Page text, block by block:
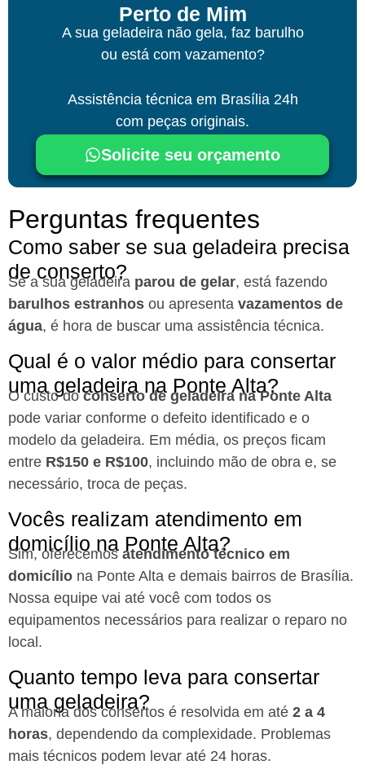
Perto de Mim
A sua geladeira não gela, faz barulho
ou está com vazamento?
Assistência técnica em Brasília24h
com peças originais.
Solicite seu orçamento
Perguntas frequentes
Como saber se sua geladeira precisa
de conserto?
Se a sua geladeira parou de gelar, está fazendo
barulhos estranhos ou apresenta vazamentos de
água, é hora de buscar uma assistência técnica.
Qual é o valor médio para consertar
uma geladeira na Ponte Alta?
O custo doconserto de geladeira na Ponte Alta
pode variar conforme o defeito identificado e o
modelo da geladeira. Em média, os preços ficam
entre R$150 e R$100, incluindo mão de obra e, se
necessário, troca de peças.
Vocês realizam atendimento em
domicílio na Ponte Alta?
Sim, oferecemos atendimento técnico em
domicílio na Ponte Alta e demais bairros de Brasília.
Nossa equipe vai até você com todos os
equipamentos necessários para realizar o reparo no
local.
Quanto tempo leva para consertar
uma geladeira?
A maioria dos consertos é resolvida em até 2 a 4
horas, dependendo da complexidade. Problemas
mais técnicos podem levar até 24 horas.